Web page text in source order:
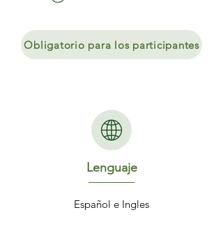
Obligatorio para los participantes
Lenguaje
Español e Ingles